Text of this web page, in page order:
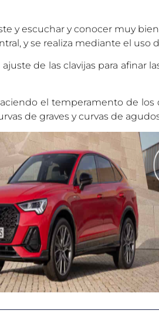
y escuchar y conocer muy
y se realiza mediante el uso
de las clavijas para afinar
el temperamento de los
de graves y curvas de